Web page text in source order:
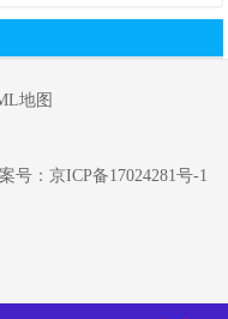
地图
号：京ICP备17024281号-1